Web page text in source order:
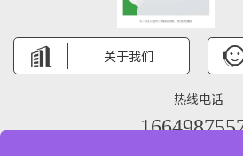
关于我们
热线电话